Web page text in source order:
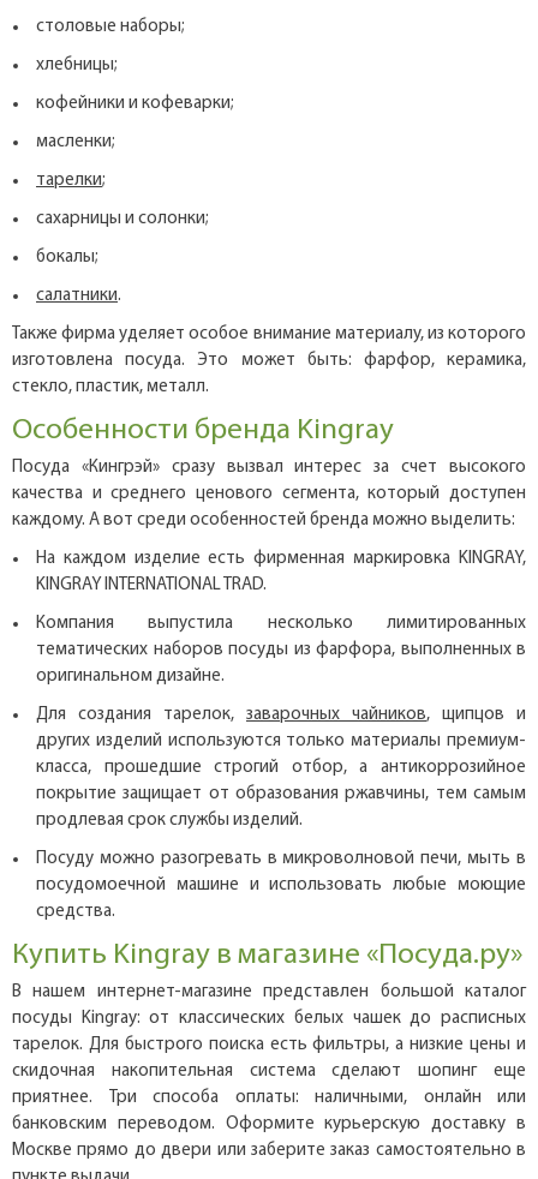
столовые наборы;
хлебницы;
кофейники и кофеварки;
масленки;
тарелки;
сахарницы и солонки;
бокалы;
салатники.
Также фирма уделяет особое внимание материалу, из которого
изготовлена посуда. Это может быть: фарфор, керамика,
стекло, пластик, металл.
Особенности бренда Kingray
Посуда «Кингрэй» сразу вызвал интерес за счет высокого
качества и среднего ценового сегмента, который доступен
каждому. А вот среди особенностей бренда можно выделить:
На каждом изделие есть фирменная маркировка KINGRAY,
KINGRAY INTERNATIONAL TRAD.
Компания выпустила несколько лимитированных
тематических наборов посуды из фарфора, выполненных в
оригинальном дизайне.
Для создания тарелок, заварочных чайников, щипцов и
других изделий используются только материалы премиум-
класса, прошедшие строгий отбор, а антикоррозийное
покрытие защищает от образования ржавчины, тем самым
продлевая срок службы изделий.
Посуду можно разогревать в микроволновой печи, мыть в
посудомоечной машине и использовать любые моющие
средства.
Купить Kingray в магазине «Посуда.ру»
В нашем интернет-магазине представлен большой каталог
посуды Kingray: от классических белых чашек до расписных
тарелок. Для быстрого поиска есть фильтры, а низкие цены и
скидочная накопительная система сделают шопинг еще
приятнее. Три способа оплаты: наличными, онлайн или
банковским переводом. Оформите курьерскую доставку в
Москве прямо до двери или заберите заказ самостоятельно в